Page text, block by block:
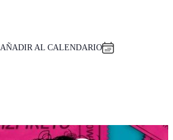
AÑADIR AL CALENDARIO